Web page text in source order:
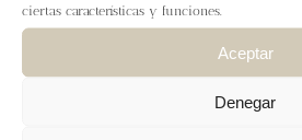
ciertas características y funciones.
Aceptar
Denegar
Mi cuenta
Retrosaria Rosa
wool. Fingering
(421 yd/ 100 g).
Variegated brown) -